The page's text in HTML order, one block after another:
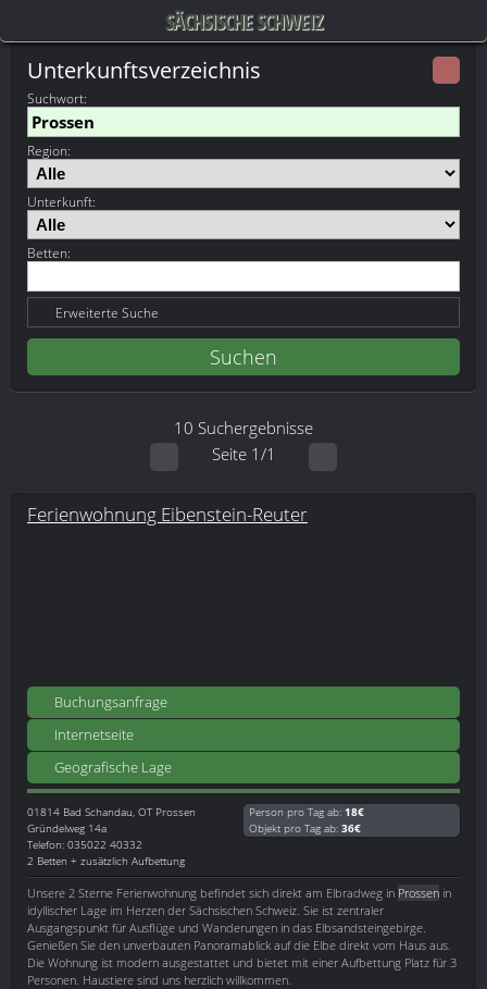
SÄCHSISCHE SCHWEIZ
Unterkunftsverzeichnis
Suchwort:
Region:
Unterkunft:
Betten:
Erweiterte Suche
10 Suchergebnisse
Seite 1/1
Ferienwohnung Eibenstein-Reuter
Buchungsanfrage
Internetseite
Geografische Lage
01814 Bad Schandau, OT Prossen
Gründelweg 14a
Telefon: 035022 40332
2 Betten + zusätzlich Aufbettung
Person pro Tag ab: 18€
Objekt pro Tag ab: 36€
Unsere 2 Sterne Ferienwohnung befindet sich direkt am Elbradweg in Prossen in
idyllischer Lage im Herzen der Sächsischen Schweiz. Sie ist zentraler
Ausgangspunkt für Ausflüge und Wanderungen in das Elbsandsteingebirge.
Genießen Sie den unverbauten Panoramablick auf die Elbe direkt vom Haus aus.
Die Wohnung ist modern ausgestattet und bietet mit einer Aufbettung Platz für 3
Personen. Haustiere sind uns herzlich willkommen.